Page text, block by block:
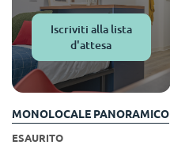
Iscriviti alla lista
d'attesa
MONOLOCALE PANORAMICO
ESAURITO